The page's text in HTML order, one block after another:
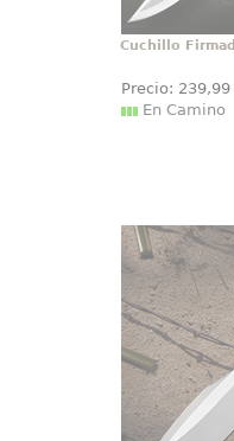
Cuchillo
Precio: 239,99
En Camino
Cuchillo
Réplica
Rambo
película de
cuchillo